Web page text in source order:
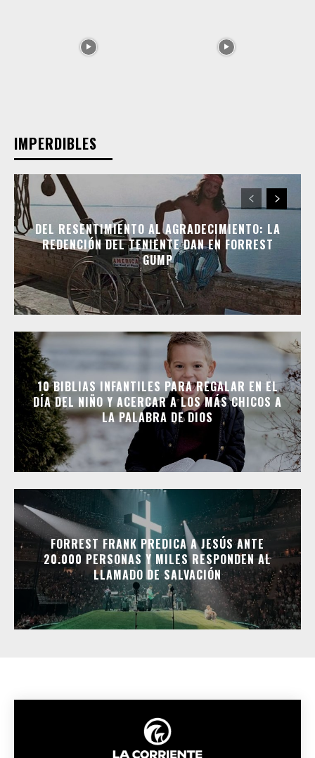
IMPERDIBLES
DEL RESENTIMIENTO AL AGRADECIMIENTO: LA
REDENCIÓN DEL TENIENTE DAN EN FORREST
GUMP
10 BIBLIAS INFANTILES PARA REGALAR EN EL
DÍA DEL NIÑO Y ACERCAR A LOS MÁS CHICOS A
LA PALABRA DE DIOS
FORREST FRANK PREDICA A JESÚS ANTE
20.000 PERSONAS Y MILES RESPONDEN AL
LLAMADO DE SALVACIÓN